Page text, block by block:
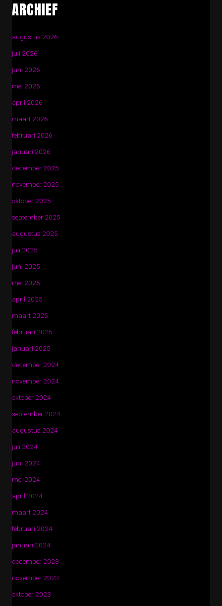
ARCHIEF
augustus 2026
juli 2026
juni 2026
mei 2026
april 2026
maart 2026
februari 2026
januari 2026
december 2025
november 2025
oktober 2025
september 2025
augustus 2025
juli 2025
juni 2025
mei 2025
april 2025
maart 2025
februari 2025
januari 2025
december 2024
november 2024
oktober 2024
september 2024
augustus 2024
juli 2024
juni 2024
mei 2024
april 2024
maart 2024
februari 2024
januari 2024
december 2023
november 2023
oktober 2023